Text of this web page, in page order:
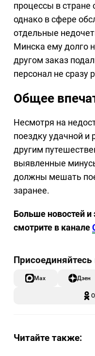
процессы в стране
однако в сфере
отдельные
Минска ему долго
другом заказ
персонал не сразу
Общее
Несмотря на
поездку удачной и
другим
выявленные
должны мешать
заранее.
Больше новостей
смотрите в канале
Max Дзен
Читайте также: